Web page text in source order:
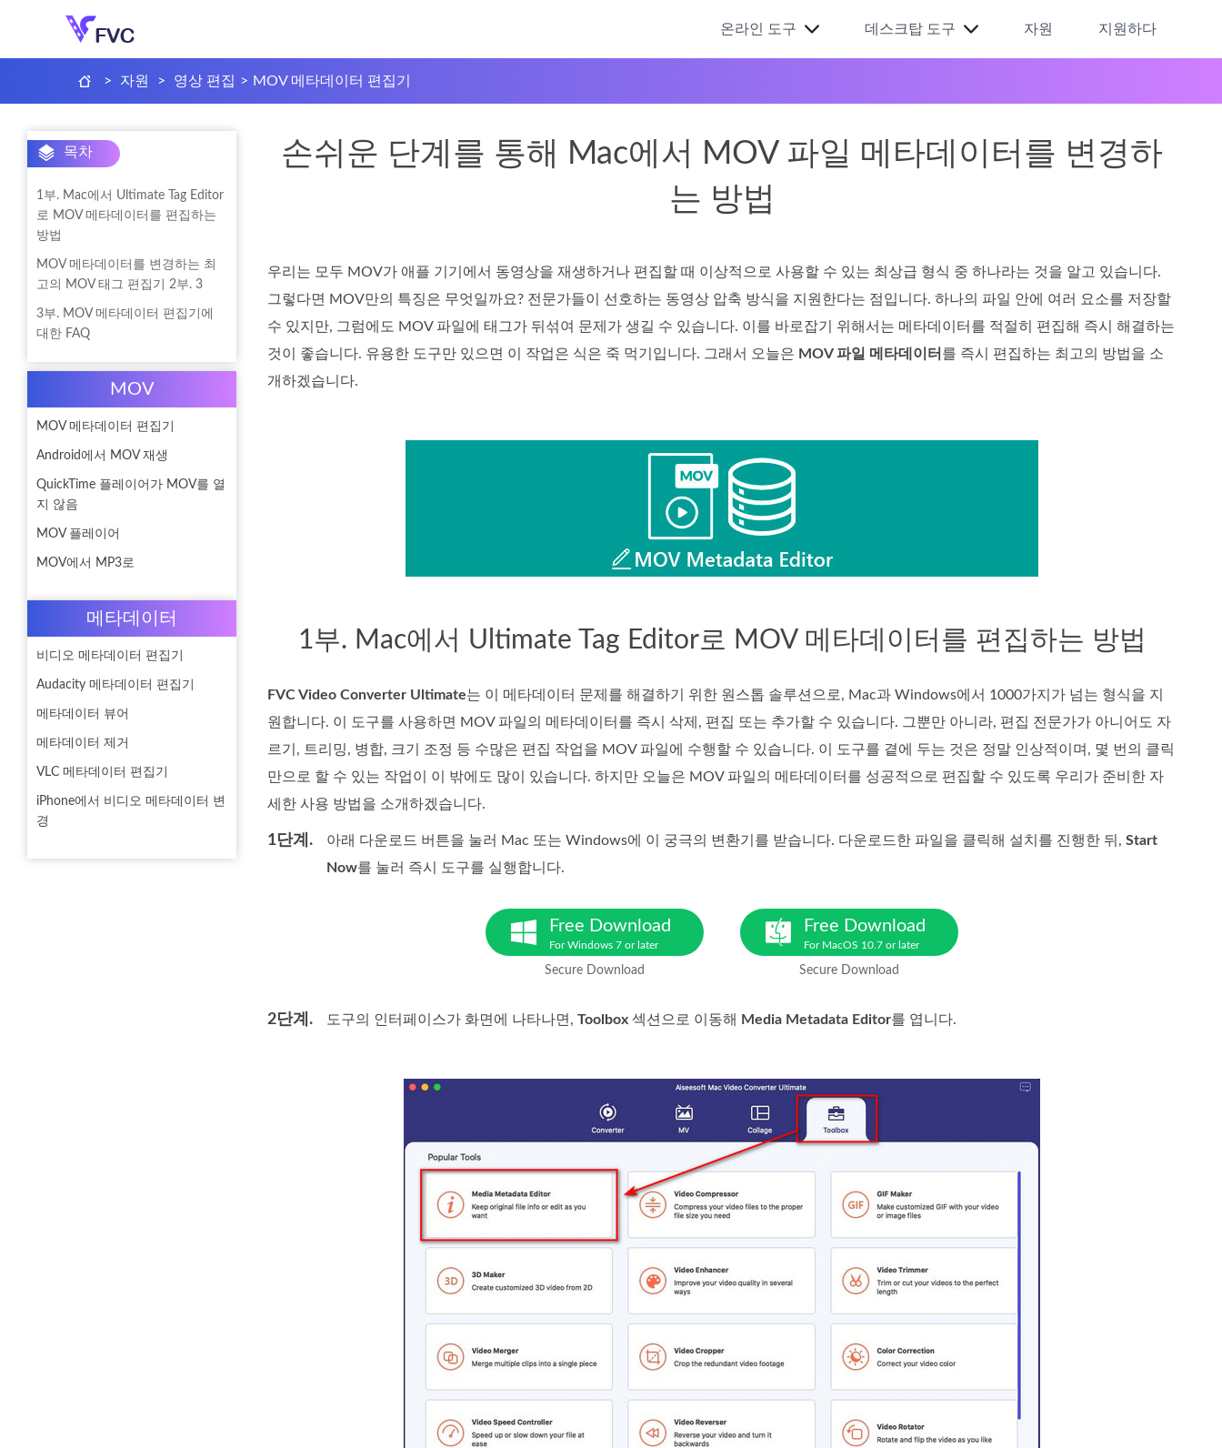
온라인 도구 데스크탑 도구 자원 지원하다
> 자원 > 영상 편집 > MOV 메타데이터 편집기
목차
1부. Mac에서 Ultimate Tag Editor
로 MOV 메타데이터를 편집하는
방법
MOV 메타데이터를 변경하는 최
고의 MOV 태그 편집기 2부. 3
3부. MOV 메타데이터 편집기에
대한 FAQ
MOV
MOV 메타데이터 편집기
Android에서 MOV 재생
QuickTime 플레이어가 MOV를 열
지 않음
MOV 플레이어
MOV에서 MP3로
메타데이터
비디오 메타데이터 편집기
Audacity 메타데이터 편집기
메타데이터 뷰어
메타데이터 제거
VLC 메타데이터 편집기
iPhone에서 비디오 메타데이터 변
경
손쉬운 단계를 통해 Mac에서 MOV 파일 메타데이터를 변경하
는 방법
우리는 모두 MOV가 애플 기기에서 동영상을 재생하거나 편집할 때 이상적으로 사용할 수 있는 최상급 형식 중 하나라는 것을 알고 있습니다.
그렇다면 MOV만의 특징은 무엇일까요? 전문가들이 선호하는 동영상 압축 방식을 지원한다는 점입니다. 하나의 파일 안에 여러 요소를 저장할
수 있지만, 그럼에도 MOV 파일에 태그가 뒤섞여 문제가 생길 수 있습니다. 이를 바로잡기 위해서는 메타데이터를 적절히 편집해 즉시 해결하는
것이 좋습니다. 유용한 도구만 있으면 이 작업은 식은 죽 먹기입니다. 그래서 오늘은 MOV 파일 메타데이터 를 즉시 편집하는 최고의 방법을 소
개하겠습니다.
1부. Mac에서 Ultimate Tag Editor로 MOV 메타데이터를 편집하는 방법
FVC Video Converter Ultimate는 이 메타데이터 문제를 해결하기 위한 원스톱 솔루션으로, Mac과 Windows에서 1000가지가 넘는 형식을 지
원합니다. 이 도구를 사용하면 MOV 파일의 메타데이터를 즉시 삭제, 편집 또는 추가할 수 있습니다. 그뿐만 아니라, 편집 전문가가 아니어도 자
르기, 트리밍, 병합, 크기 조정 등 수많은 편집 작업을 MOV 파일에 수행할 수 있습니다. 이 도구를 곁에 두는 것은 정말 인상적이며, 몇 번의 클릭
만으로 할 수 있는 작업이 이 밖에도 많이 있습니다. 하지만 오늘은 MOV 파일의 메타데이터를 성공적으로 편집할 수 있도록 우리가 준비한 자
세한 사용 방법을 소개하겠습니다.
1단계. 아래 다운로드 버튼을 눌러 Mac 또는 Windows에 이 궁극의 변환기를 받습니다. 다운로드한 파일을 클릭해 설치를 진행한 뒤, Start
Now를 눌러 즉시 도구를 실행합니다.
Free Download
For Windows 7 or later
Secure Download
Free Download
For MacOS 10.7 or later
Secure Download
2단계. 도구의 인터페이스가 화면에 나타나면, Toolbox 섹션으로 이동해 Media Metadata Editor를 엽니다.